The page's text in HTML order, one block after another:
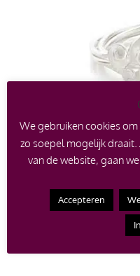
Zilveren roosjes
maat 17,25
We gebruiken cookies
zo soepel mogelijk
van de website, gaan
Accepteren